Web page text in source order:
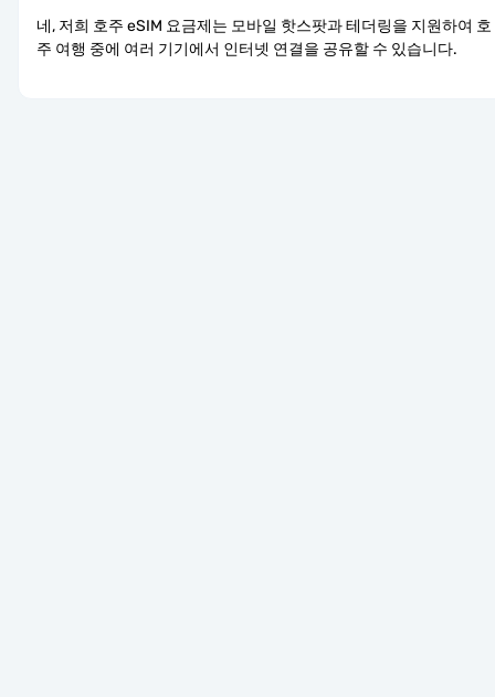
네, 저희 호주 eSIM 요금제는 모바일 핫스팟과 테더링을 지원하여 호
주 여행 중에 여러 기기에서 인터넷 연결을 공유할 수 있습니다.